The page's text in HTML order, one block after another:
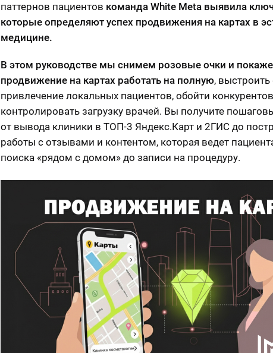
паттернов пациентов команда White Meta выявила
которые определяют успех продвижения на картах в
медицине.
В этом руководстве мы снимем розовые очки и
продвижение на картах работать на полную,
привлечение локальных пациентов, обойти
контролировать загрузку врачей. Вы получите
от вывода клиники в ТОП-3 Яндекс.Карт и 2ГИС до
работы с отзывами и контентом, которая ведет
поиска «рядом с домом» до записи на процедуру.